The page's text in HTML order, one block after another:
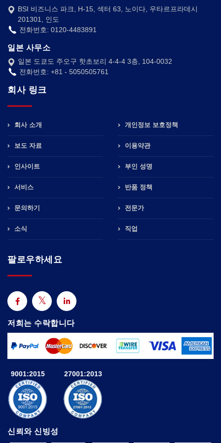
BSI 비즈니스 파크, H-15, 섹터 63, 노이다, 우타르프라데시
201301, 인도
전화번호: 0120-4483891
일본 사무소
일본 도쿄도 주오구 핫초보리 4-4-4 3층, 104-0032
전화번호: +81 - 5050505761
회사 링크
회사 소개
보도 자료
인사이트
서비스
문의하기
소식
개인정보 보호정책
이용약관
부인 성명
반품 정책
전문가
직업
팔로우하세요
저희는 수락합니다
9001:2015 27001:2013
신뢰와 신빙성